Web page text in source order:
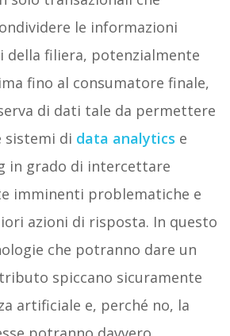
le informazioni
filiera, potenzialmente
fino al consumatore finale,
di dati tale da permettere
sistemi di data analytics e
in grado di intercettare
imminenti problematiche e
azioni di risposta. In questo
che potranno dare un
spiccano sicuramente
artificiale e, perché no, la